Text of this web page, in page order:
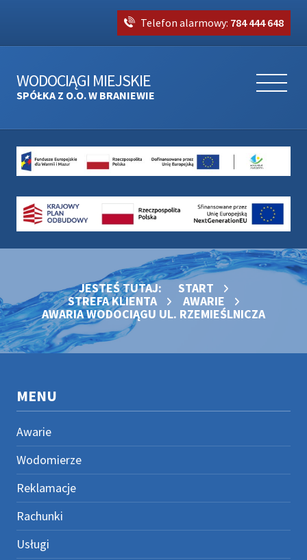
Telefon alarmowy: 784 444 648
WODOCIĄGI MIEJSKIE
SPÓŁKA Z O.O. W BRANIEWIE
JESTEŚ TUTAJ:
START
STREFA KLIENTA
AWARIE
AWARIA WODOCIĄGU UL. RZEMIEŚLNICZA
MENU
Awarie
Wodomierze
Reklamacje
Rachunki
Usługi